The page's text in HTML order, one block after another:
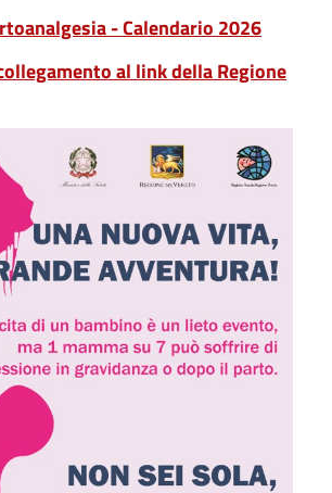
- Calendario 2026
al link della Regione